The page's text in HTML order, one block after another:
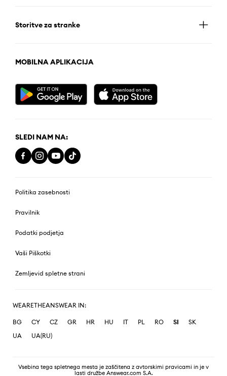
Storitve za stranke
MOBILNA APLIKACIJA
SLEDI NAM NA:
Politika zasebnosti
Pravilnik
Podatki podjetja
Vaši Piškotki
Zemljevid spletne strani
WEARETHEANSWEAR IN:
BG CY CZ GR HR HU IT PL RO SI
SK
UA
UA(RU)
Vsebina tega spletnega mesta je zaščitena z avtorskimi pravicami in je v
lasti družbe Answear.com S.A.